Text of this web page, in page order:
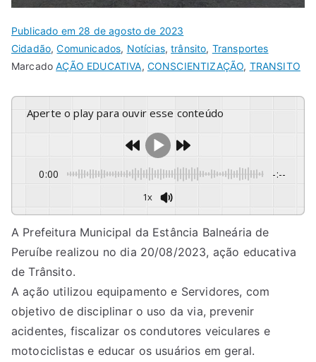
Publicado em 28 de agosto de 2023
Cidadão,Comunicados, Notícias,trânsito, Transportes
MarcadoAÇÃO EDUCATIVA, CONSCIENTIZAÇÃO, TRANSITO
Aperte o play para ouvir esse conteúdo
0:00 -:--
1x
A Prefeitura Municipal da Estância Balneária de
Peruíbe realizou no dia 20/08/2023, ação educativa
de Trânsito.
A ação utilizou equipamento e Servidores, com
objetivo de disciplinar o uso da via, prevenir
acidentes, fiscalizar os condutores veiculares e
motociclistas e educar os usuários em geral.